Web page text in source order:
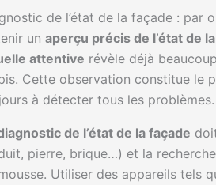
de l’état de la façade : par
un aperçu précis de l’état de
attentive révèle déjà
Cette observation constitue le
à détecter tous les problèmes.
de l’état de la façade
pierre, brique…) et la
Utiliser des appareils tels